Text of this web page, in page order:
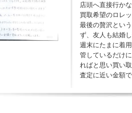
店頭へ直接行か
買取希望のロレ
最後の贅沢とい
ず、友人も結婚
週末にたまに着
管しているだけ
ればと思い買い
査定に近い金額